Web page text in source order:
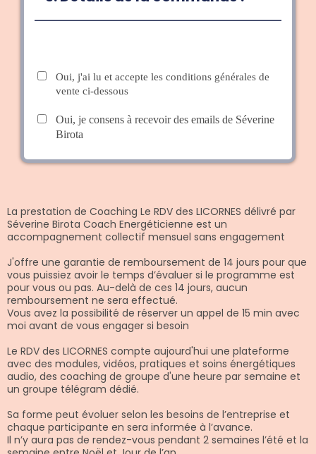
Oui, j'ai lu et accepte les conditions générales de
vente ci-dessous
Oui, je consens à recevoir des emails de Séverine
Birota
La prestation de Coaching Le RDV des LICORNES délivré par
Séverine Birota Coach Energéticienne est un
accompagnement collectif mensuel sans engagement
J'offre une garantie de remboursement de 14 jours pour que
vous puissiez avoir le temps d’évaluer si le programme est
pour vous ou pas. Au-delà de ces 14 jours, aucun
remboursement ne sera effectué.
Vous avez la possibilité de réserver un appel de 15 min avec
moi avant de vous engager si besoin
Le RDV des LICORNES compte aujourd'hui une plateforme
avec des modules, vidéos, pratiques et soins énergétiques
audio, des coaching de groupe d'une heure par semaine et
un groupe télégram dédié.
Sa forme peut évoluer selon les besoins de l’entreprise et
chaque participante en sera informée à l’avance.
Il n’y aura pas de rendez-vous pendant 2 semaines l’été et la